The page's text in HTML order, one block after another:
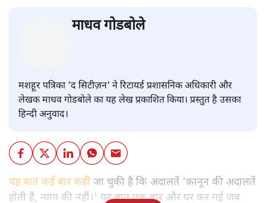
माधव गोडबोले